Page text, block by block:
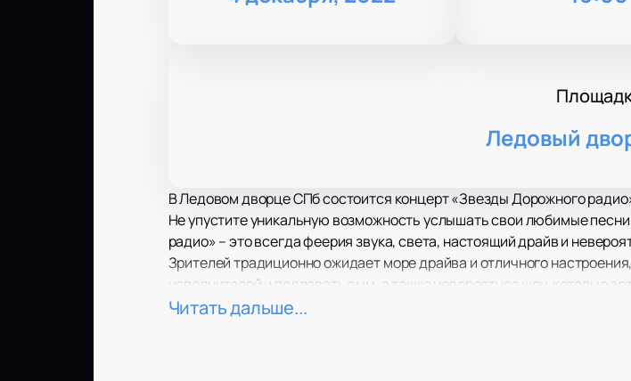
Ледовый
В Ледовом дворце СПб состоится концерт «Звезды Дорожного
Не упустите уникальную возможность услышать свои любимые
радио» – это всегда феерия звука, света, настоящий драйв и
Зрителей традиционно ожидает море драйва и отличного
исполнителей и подпевать емм, а также невероятное шоу, которые
Большие экраны за сценой помогут рассмотреть все происходящее
Читать дальше...